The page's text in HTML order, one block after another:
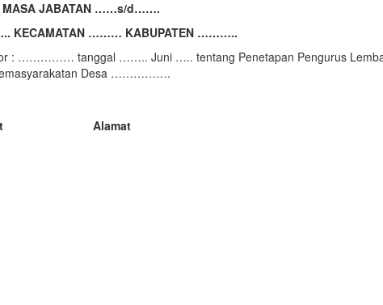
MASA JABATAN ……s/d…….
KECAMATAN ……… KABUPATEN ………..
: …………… tanggal …….. Juni ….. tentang Penetapan Pengurus
Desa …………….
Alamat